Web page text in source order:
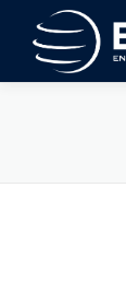
contenido